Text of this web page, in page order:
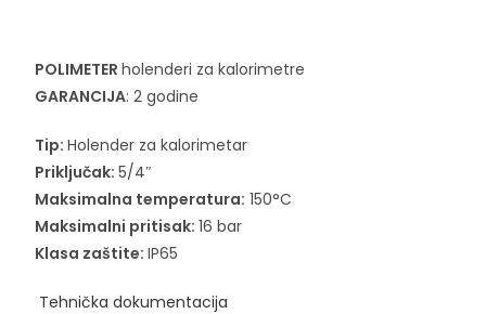
POLIMETERholenderi za kalorimetre
GARANCIJA: 2 godine
Tip:Holender za kalorimetar
Priključak:5/4″
Maksimalna temperatura: 150°C
Maksimalni pritisak:16 bar
Klasa zaštite:IP65
Tehnička dokumentacija